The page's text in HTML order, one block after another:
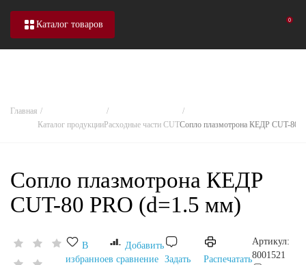
Каталог товаров 0
Главная
Каталог продукции Расходные части CUTСопло плазмотрона КЕДР CUT-80
Сопло плазмотрона КЕДР
CUT-80 PRO (d=1.5 мм)
В
избранное
Добавить
в сравнение
Задать
Распечатать
Артикул:
8001521